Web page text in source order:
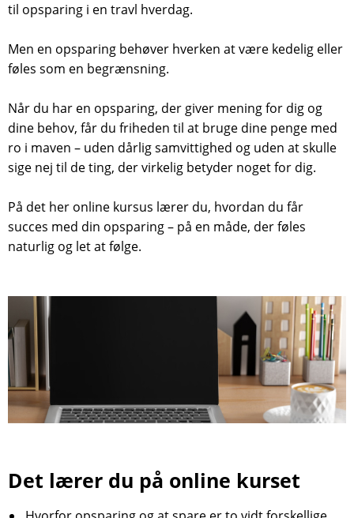
til opsparing i en travl hverdag.
Men en opsparing behøver hverken at være kedelig eller
føles som en begrænsning.
Når du har en opsparing, der giver mening for dig og
dine behov, får du friheden til at bruge dine penge med
ro i maven – uden dårlig samvittighed og uden at skulle
sige nej til de ting, der virkelig betyder noget for dig.
På det her online kursus lærer du, hvordan du får
succes med din opsparing – på en måde, der føles
naturlig og let at følge.
Det lærer du på online kurset